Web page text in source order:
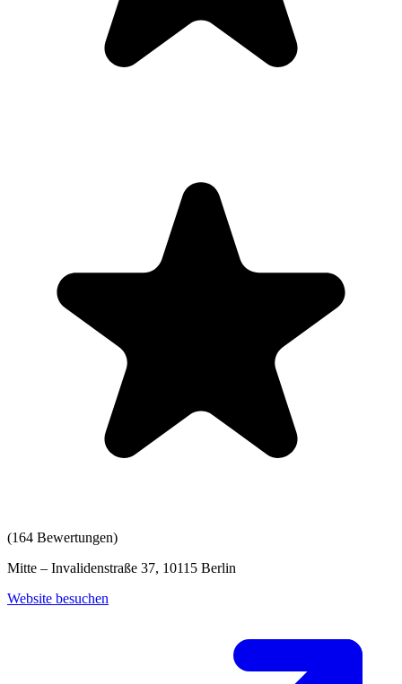
(164 Bewertungen)
Mitte – Invalidenstraße 37, 10115 Berlin
Website besuchen